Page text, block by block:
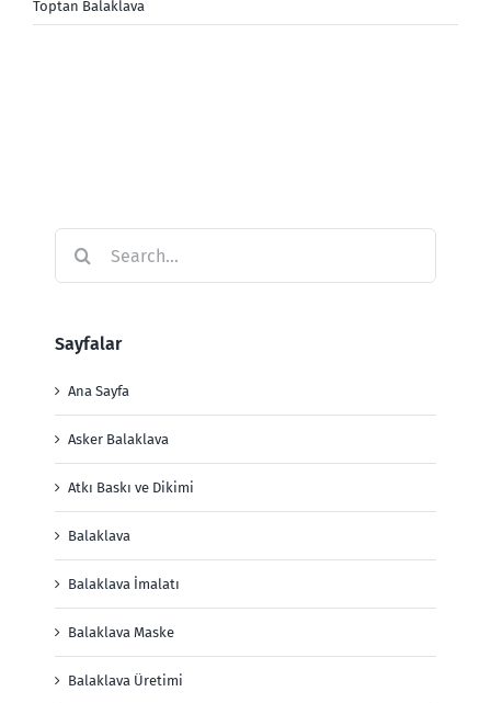
Toptan Balaklava
Sayfalar
Ana Sayfa
Asker Balaklava
Atkı Baskı ve Dikimi
Balaklava
Balaklava İmalatı
Balaklava Maske
Balaklava Üretimi